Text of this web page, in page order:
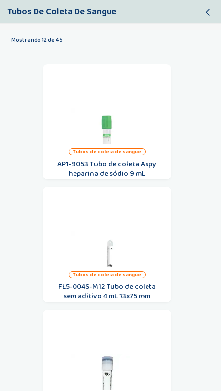
Tubos De Coleta De Sangue
Mostrando 12 de 45
tubos de coleta de sangue
AP1-9053 Tubo de coleta Aspy
heparina de sódio 9 mL
tubos de coleta de sangue
FL5-004S-M12 Tubo de coleta
sem aditivo 4 mL 13x75 mm